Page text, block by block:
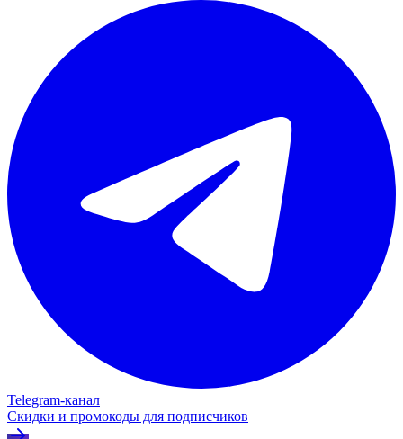
Telegram‑канал
Скидки и промокоды для подписчиков